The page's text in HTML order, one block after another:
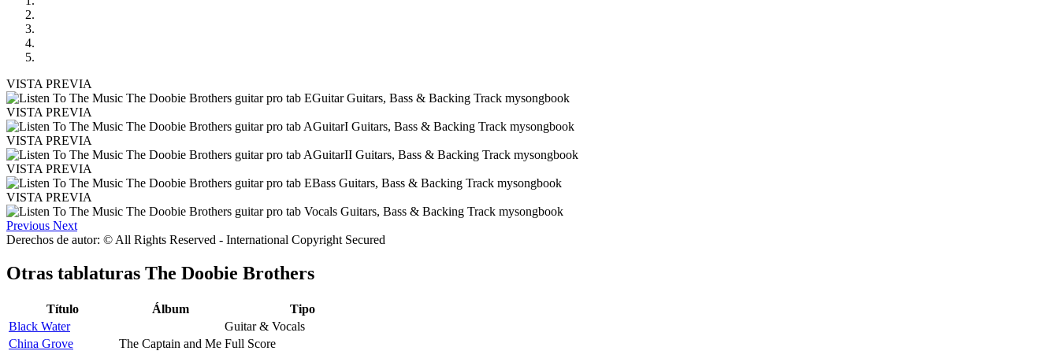
VISTA PREVIA
VISTA PREVIA
VISTA PREVIA
VISTA PREVIA
VISTA PREVIA
Previous Next
Derechos de autor: © All Rights Reserved - International Copyright Secured
Otras tablaturas The Doobie Brothers
Título Álbum
Tipo
Black Water
Guitar & Vocals
China Grove
The Captain and Me Full Score